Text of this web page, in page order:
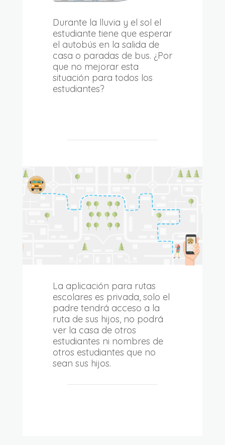
Durante la lluvia y el sol el
estudiante tiene que esperar
el autobús en la salida de
casa o paradas de bus. ¿Por
que no mejorar esta
situación para todos los
estudiantes?
La aplicación para rutas
escolares es privada, solo el
padre tendrá acceso a la
ruta de sus hijos, no podrá
ver la casa de otros
estudiantes ni nombres de
otros estudiantes que no
sean sus hijos.